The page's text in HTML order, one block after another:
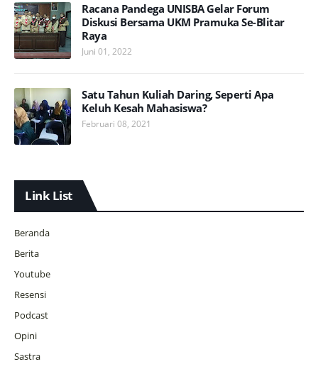
Racana Pandega UNISBA Gelar Forum
Diskusi Bersama UKM Pramuka Se-Blitar
Raya
Juni 01, 2022
Satu Tahun Kuliah Daring, Seperti Apa
Keluh Kesah Mahasiswa?
Februari 08, 2021
Link List
Beranda
Berita
Youtube
Resensi
Podcast
Opini
Sastra